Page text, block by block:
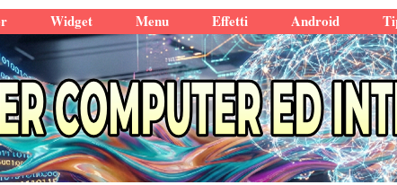
Widget Menu Effetti Android